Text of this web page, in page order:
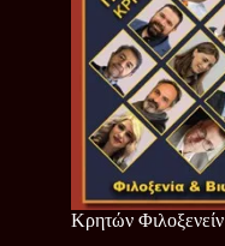
Κρητών Φιλοξενείν